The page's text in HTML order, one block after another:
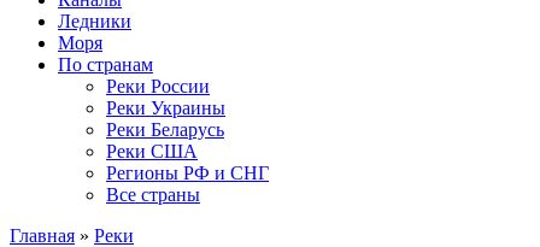
Ледники
Моря
По странам
Реки России
Реки Украины
Реки Беларусь
Реки США
Регионы РФ и СНГ
Все страны
Главная » Реки